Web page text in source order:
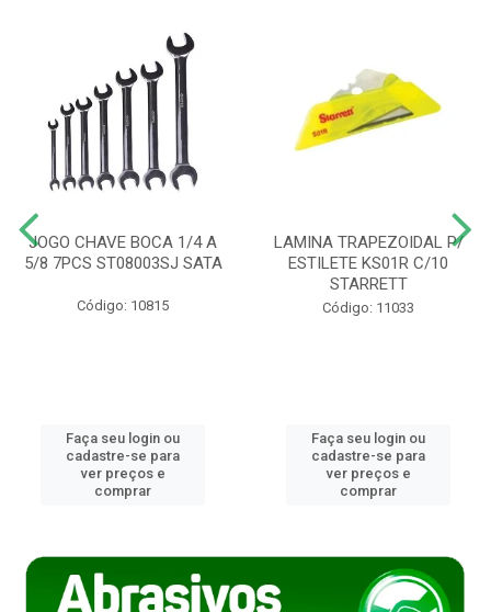
JOGO CHAVE BOCA 1/4 A
5/8 7PCS ST08003SJ SATA
Código: 10815
Faça seu login ou
cadastre-se para
ver preços e
comprar
LAMINA TRAPEZOIDAL P/
ESTILETE KS01R C/10
STARRETT
Código: 11033
Faça seu login ou
cadastre-se para
ver preços e
comprar